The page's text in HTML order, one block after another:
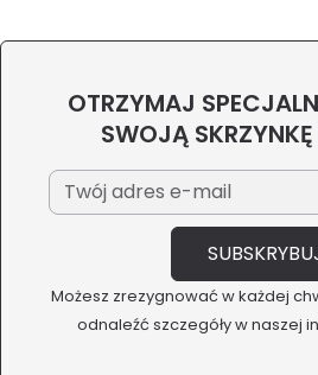
OTRZYMAJ
SWOJĄ
Możesz zrezygnować w każdej
odnaleźć szczegóły w naszej